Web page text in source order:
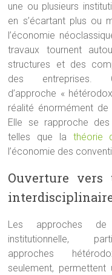
une ou plusieurs
en s’écartant plus ou
l’économie
travaux tournent
structures et des
des entreprises.
d’approche «
réalité énormément
Elle se rapproche
telles que la théorie
l’économie des
Ouverture vers
Les approches de
institutionnelle,
approches
seulement, permettent